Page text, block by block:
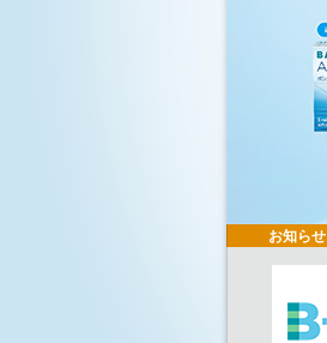
お知らせ